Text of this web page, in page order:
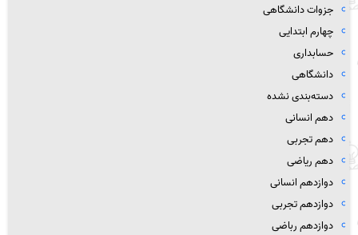
جزوات دانشگاهی
چهارم ابتدایی
حسابداری
دانشگاهی
دسته‌بندی نشده
دهم انسانی
دهم تجربی
دهم ریاضی
دوازدهم انسانی
دوازدهم تجربی
دوازدهم رباضی